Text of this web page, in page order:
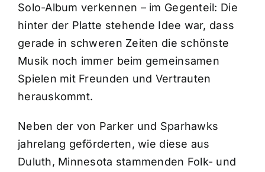
Solo-Album verkennen – im Gegenteil: Die
hinter der Platte stehende Idee war, dass
gerade in schweren Zeiten die schönste
Musik noch immer beim gemeinsamen
Spielen mit Freunden und Vertrauten
herauskommt.
Neben der von Parker und Sparhawks
jahrelang geförderten, wie diese aus
Duluth, Minnesota stammenden Folk- und